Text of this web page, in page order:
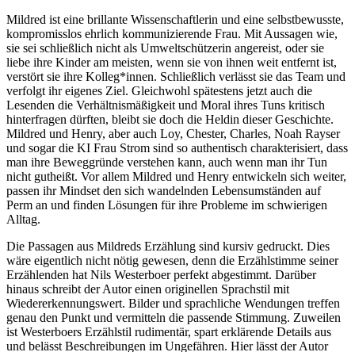
Mildred ist eine brillante Wissenschaftlerin und eine selbstbewusste,
kompromisslos ehrlich kommunizierende Frau. Mit Aussagen wie,
sie sei schließlich nicht als Umweltschützerin angereist, oder sie
liebe ihre Kinder am meisten, wenn sie von ihnen weit entfernt ist,
verstört sie ihre Kolleg*innen. Schließlich verlässt sie das Team und
verfolgt ihr eigenes Ziel. Gleichwohl spätestens jetzt auch die
Lesenden die Verhältnismäßigkeit und Moral ihres Tuns kritisch
hinterfragen dürften, bleibt sie doch die Heldin dieser Geschichte.
Mildred und Henry, aber auch Loy, Chester, Charles, Noah Rayser
und sogar die KI Frau Strom sind so authentisch charakterisiert, dass
man ihre Beweggründe verstehen kann, auch wenn man ihr Tun
nicht gutheißt. Vor allem Mildred und Henry entwickeln sich weiter,
passen ihr Mindset den sich wandelnden Lebensumständen auf
Perm an und finden Lösungen für ihre Probleme im schwierigen
Alltag.
Die Passagen aus Mildreds Erzählung sind kursiv gedruckt. Dies
wäre eigentlich nicht nötig gewesen, denn die Erzählstimme seiner
Erzählenden hat Nils Westerboer perfekt abgestimmt. Darüber
hinaus schreibt der Autor einen originellen Sprachstil mit
Wiedererkennungswert. Bilder und sprachliche Wendungen treffen
genau den Punkt und vermitteln die passende Stimmung. Zuweilen
ist Westerboers Erzählstil rudimentär, spart erklärende Details aus
und belässt Beschreibungen im Ungefähren. Hier lässt der Autor